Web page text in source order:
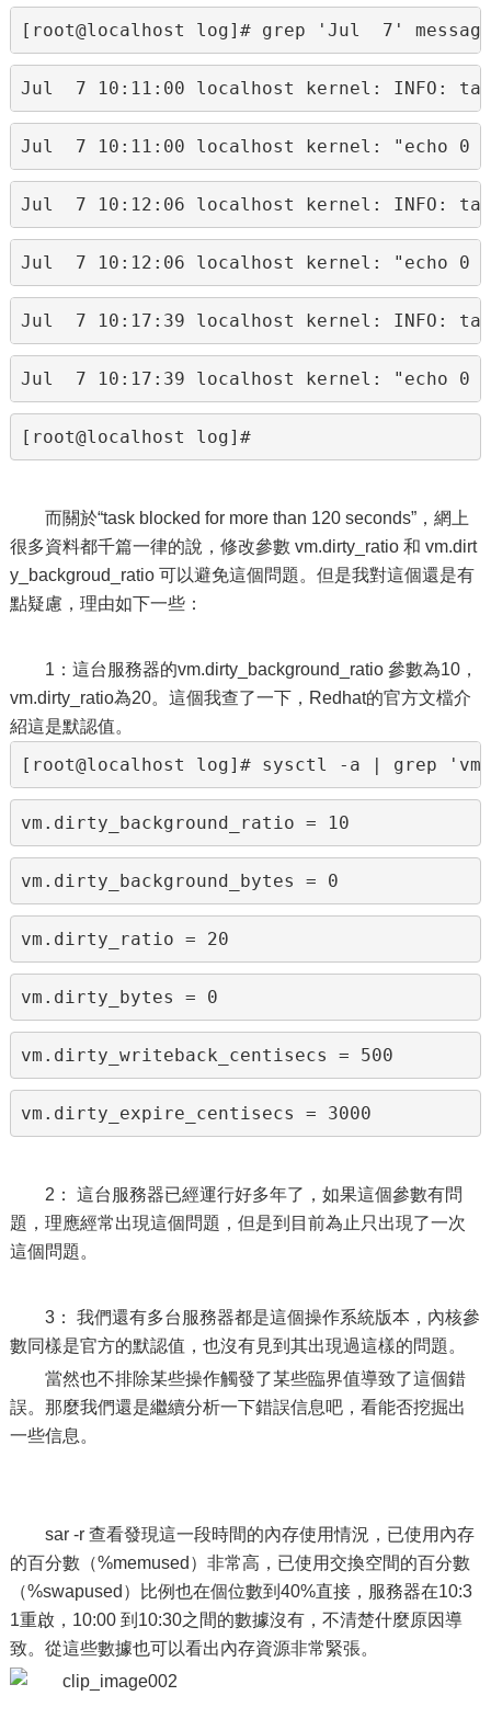
[root@localhost log]# grep 'Jul  7'
Jul  7 10:11:00 localhost kernel: INFO:
Jul  7 10:11:00 localhost kernel: "echo 0
Jul  7 10:12:06 localhost kernel: INFO:
Jul  7 10:12:06 localhost kernel: "echo 0
Jul  7 10:17:39 localhost kernel: INFO:
Jul  7 10:17:39 localhost kernel: "echo 0
[root@localhost log]#
而關於“task blocked for more than 120 seconds”，網上
很多資料都千篇一律的說，修改參數 vm.dirty_ratio 和 vm.dirt
y_backgroud_ratio 可以避免這個問題。但是我對這個還是有
點疑慮，理由如下一些：
1：這台服務器的vm.dirty_background_ratio 參數為10，
vm.dirty_ratio為20。這個我查了一下，Redhat的官方文檔介
紹這是默認值。
[root@localhost log]# sysctl -a | grep
vm.dirty_background_ratio = 10
vm.dirty_background_bytes = 0
vm.dirty_ratio = 20
vm.dirty_bytes = 0
vm.dirty_writeback_centisecs = 500
vm.dirty_expire_centisecs = 3000
2： 這台服務器已經運行好多年了，如果這個參數有問
題，理應經常出現這個問題，但是到目前為止只出現了一次
這個問題。
3： 我們還有多台服務器都是這個操作系統版本，內核參
數同樣是官方的默認值，也沒有見到其出現過這樣的問題。
當然也不排除某些操作觸發了某些臨界值導致了這個錯
誤。那麼我們還是繼續分析一下錯誤信息吧，看能否挖掘出
一些信息。
sar -r 查看發現這一段時間的內存使用情況，已使用內存
的百分數（%memused）非常高，已使用交換空間的百分數
（%swapused）比例也在個位數到40%直接，服務器在10:3
1重啟，10:00 到10:30之間的數據沒有，不清楚什麼原因導
致。從這些數據也可以看出內存資源非常緊張。